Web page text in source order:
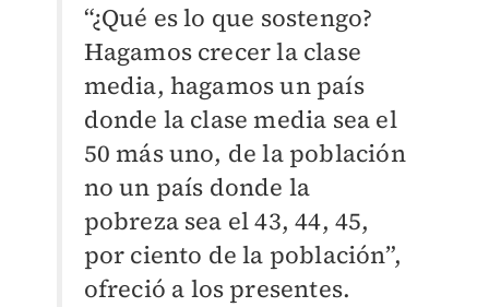
“¿Qué es lo que sostengo?
Hagamos crecer la clase
media, hagamos un país
donde la clase media sea el
50 más uno, de la población
no un país donde la
pobreza sea el 43, 44, 45,
por ciento de la población”,
ofreció a los presentes.